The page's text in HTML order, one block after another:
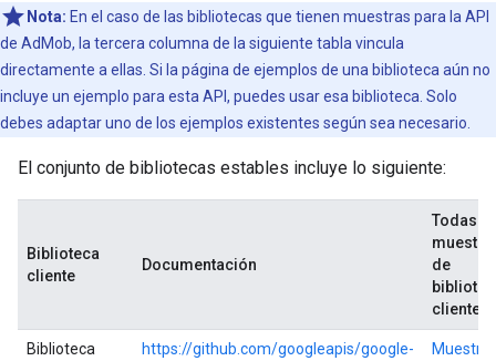
Nota: En el caso de las bibliotecas que tienen muestras para la API
de AdMob, la tercera columna de la siguiente tabla vincula
directamente a ellas. Si la página de ejemplos de una biblioteca aún no
incluye un ejemplo para esta API, puedes usar esa biblioteca. Solo
debes adaptar uno de los ejemplos existentes según sea necesario.
El conjunto de bibliotecas estables incluye lo siguiente:
Biblioteca
cliente
Documentación
Todas
de
cliente
Biblioteca
https://github.com/googleapis/google-